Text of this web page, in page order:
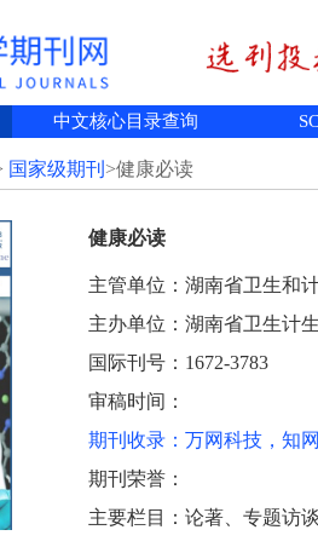
中文核心目录查询
国家级期刊 >健康必读
健康必读
主管单位：湖南省卫生和
主办单位：湖南省卫生计
国际刊号：1672-3783
审稿时间：
期刊收录：万网科技，知
期刊荣誉：
主要栏目：论著、专题访